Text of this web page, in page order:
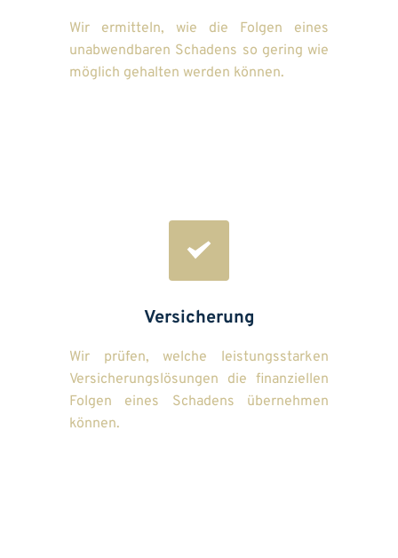
Wir ermitteln, wie die Folgen eines
unabwendbaren Schadens so gering wie
möglich gehalten werden können.
Versicherung
Wir prüfen, welche leistungsstarken
Versicherungslösungen die finanziellen
Folgen eines Schadens übernehmen
können.